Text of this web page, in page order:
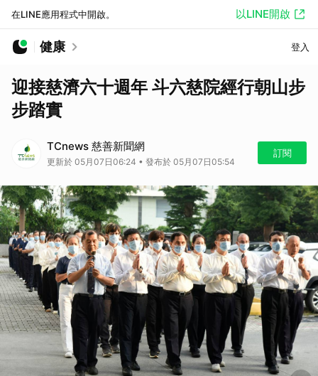
在LINE應用程式中開啟。 以LINE開啟
健康 登入
迎接慈濟六十週年 斗六慈院經行朝山步
步踏實
TCnews 慈善新聞網
更新於 05月07日06:24 • 發布於 05月07日05:54
訂閱